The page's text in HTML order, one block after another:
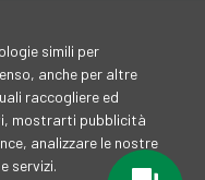
simili per
anche per altre
raccogliere ed
mostrarti pubblicità
analizzare le nostre
servizi.